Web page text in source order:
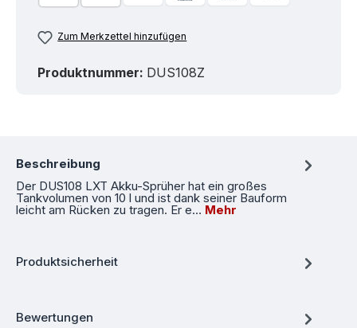
Zum Merkzettel hinzufügen
Produktnummer: DUS108Z
Beschreibung
Der DUS108 LXT Akku-Sprüher hat ein großes
Tankvolumen von 10 l und ist dank seiner Bauform
leicht am Rücken zu tragen. Er e… Mehr
Produktsicherheit
Bewertungen